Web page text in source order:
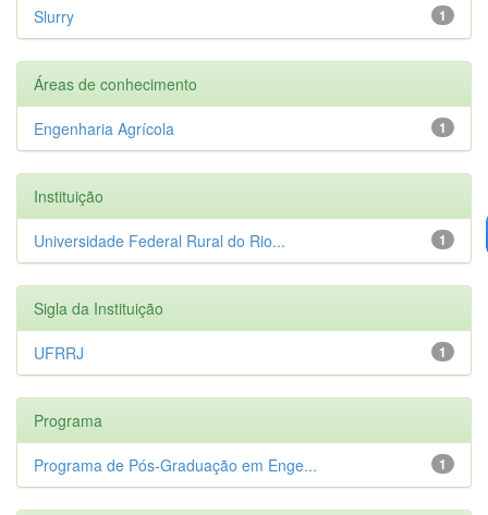
1
Slurry
Áreas de conhecimento
1
Engenharia Agrícola
Instituição
1
Universidade Federal Rural do Rio...
Sigla da Instituição
1
UFRRJ
Programa
1
Programa de Pós-Graduação em Enge...